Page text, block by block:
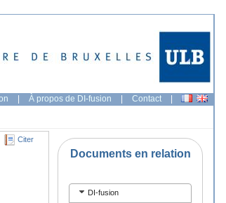
| À propos de DI-fusion | Contact |
Citer
Documents en relation
DI-fusion